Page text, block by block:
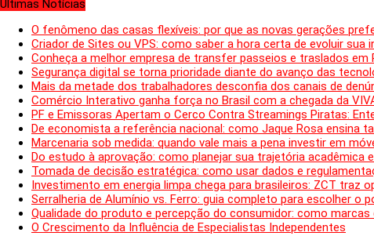
Últimas Notícias
O fenômeno das casas flexíveis: por que as novas gerações
Criador de Sites ou VPS: como saber a hora certa de evoluir sua
Conheça a melhor empresa de transfer passeios e traslados em
Segurança digital se torna prioridade diante do avanço das
Mais da metade dos trabalhadores desconfia dos canais de
Comércio Interativo ganha força no Brasil com a chegada da
PF e Emissoras Apertam o Cerco Contra Streamings Piratas:
De economista a referência nacional: como Jaque Rosa ensina
Marcenaria sob medida: quando vale mais a pena investir em
Do estudo à aprovação: como planejar sua trajetória acadêmica
Tomada de decisão estratégica: como usar dados e
Investimento em energia limpa chega para brasileiros: ZCT traz
Serralheria de Alumínio vs. Ferro: guia completo para escolher o
Qualidade do produto e percepção do consumidor: como
O Crescimento da Influência de Especialistas Independentes